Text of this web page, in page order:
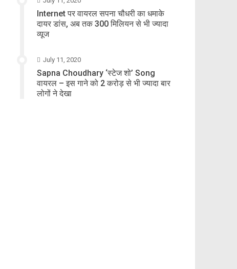
Internet पर वायरल सपना चौधरी का धमाके
दायर डांस, अब तक 300 मिलियन से भी ज्यादा
व्यूज
July 11, 2020
Sapna Choudhary ‘स्टेज शो’ Song
वायरल – इस गाने को 2 करोड़ से भी ज्यादा बार
लोगों ने देखा